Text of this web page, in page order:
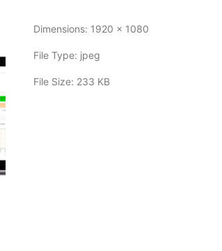
Dimensions: 1920 x 1080
File Type: jpeg
File Size: 233 KB